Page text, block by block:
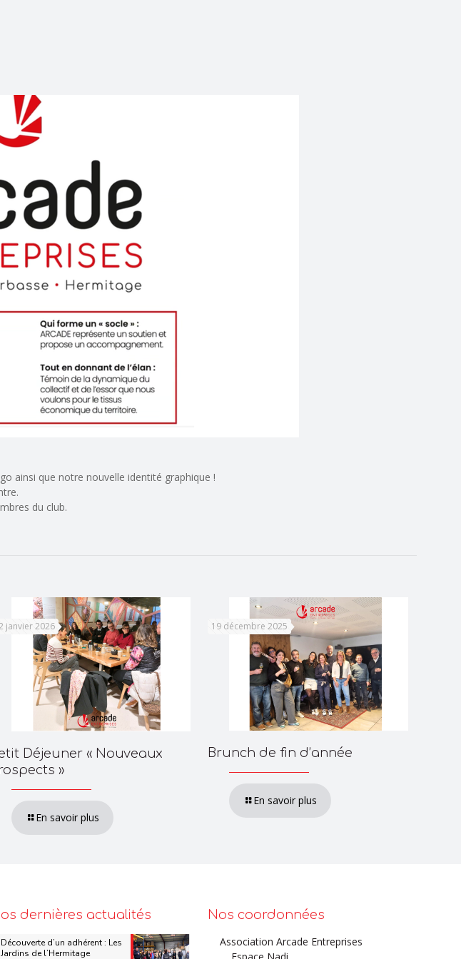
ainsi que notre nouvelle identité graphique !
du club.
janvier 2026
Déjeuner « Nouveaux
»
En savoir plus
19 décembre 2025
Brunch de fin d’année
En savoir plus
dernières actualités
Découverte d’un adhérent : Les
Jardins de l’Hermitage
Nos coordonnées
Association Arcade Entreprises